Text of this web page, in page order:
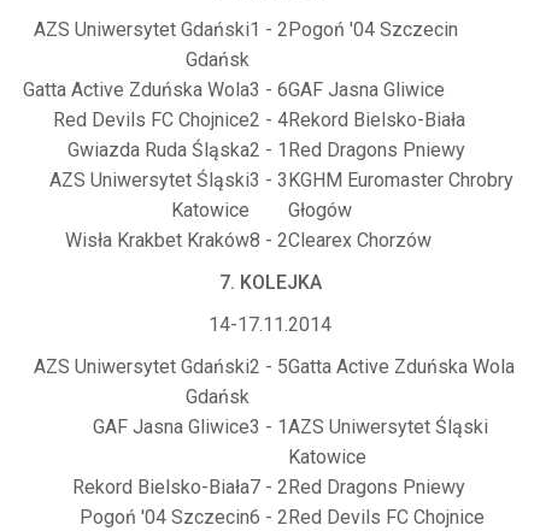
AZS Uniwersytet Gdański
Gdańsk
1 - 2Pogoń '04 Szczecin
Gatta Active Zduńska Wola3 - 6GAF Jasna Gliwice
Red Devils FC Chojnice2 - 4Rekord Bielsko-Biała
Gwiazda Ruda Śląska2 - 1 Red Dragons Pniewy
AZS Uniwersytet Śląski
Katowice
3 - 3KGHM Euromaster Chrobry
Głogów
Wisła Krakbet Kraków8 - 2Clearex Chorzów
7. KOLEJKA
14-17.11.2014
AZS Uniwersytet Gdański
Gdańsk
2 - 5Gatta Active Zduńska Wola
GAF Jasna Gliwice3 - 1AZS Uniwersytet Śląski
Katowice
Rekord Bielsko-Biała7 - 2Red Dragons Pniewy
Pogoń '04 Szczecin6 - 2Red Devils FC Chojnice